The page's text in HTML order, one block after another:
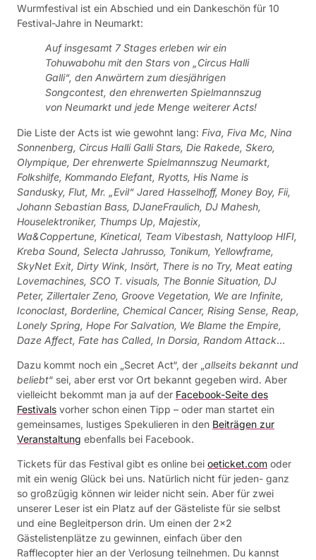
Wurmfestival ist ein Abschied und ein Dankeschön für 10
Festival-Jahre in Neumarkt:
Auf insgesamt 7 Stages erleben wir ein
Tohuwabohu mit den Stars von „Circus Halli
Galli“, den Anwärtern zum diesjährigen
Songcontest, den ehrenwerten Spielmannszug
von Neumarkt und jede Menge weiterer Acts!
Die Liste der Acts ist wie gewohnt lang: Fiva, Fiva Mc, Nina
Sonnenberg, Circus Halli Galli Stars, Die Rakede, Skero,
Olympique, Der ehrenwerte Spielmannszug Neumarkt,
Folkshilfe, Kommando Elefant, Ryotts, His Name is
Sandusky, Flut, Mr. „Evil“ Jared Hasselhoff, Money Boy, Fii,
Johann Sebastian Bass, DJaneFraulich, DJ Mahesh,
Houselektroniker, Thumps Up, Majestix,
Wa&Coppertune, Kinetical, Team Vibestash, Nattyloop HIFI,
Kreba Sound, Selecta Jahrusso, Tonikum, Yellowframe,
SkyNet Exit, Dirty Wink, Insört, There is no Try, Meat eating
Lovemachines, SCO T. visuals, The Bonnie Situation, DJ
Peter, Zillertaler Zeno, Groove Vegetation, We are Infinite,
Iconoclast, Borderline, Chemical Cancer, Rising Sense, Reap,
Lonely Spring, Hope For Salvation, We Blame the Empire,
Daze Affect, Fate has Called, In Dorsia, Random Attack…
Dazu kommt noch ein „Secret Act“, der „allseits bekannt und
beliebt“ sei, aber erst vor Ort bekannt gegeben wird. Aber
vielleicht bekommt man ja auf der Facebook-Seite des
Festivals vorher schon einen Tipp – oder man startet ein
gemeinsames, lustiges Spekulieren in den Beiträgen zur
Veranstaltung ebenfalls bei Facebook.
Tickets für das Festival gibt es online bei oeticket.com oder
mit ein wenig Glück bei uns. Natürlich nicht für jeden- ganz
so großzügig können wir leider nicht sein. Aber für zwei
unserer Leser ist ein Platz auf der Gästeliste für sie selbst
und eine Begleitperson drin. Um einen der 2×2
Gästelistenplätze zu gewinnen, einfach über den
Rafflecopter hier an der Verlosung teilnehmen. Du kannst